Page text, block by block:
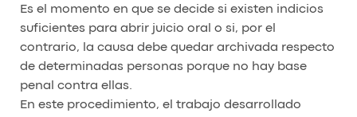
Es el momento en que se decide si existen indicios
suficientes para abrir juicio oral o si, por el
contrario, la causa debe quedar archivada respecto
de determinadas personas porque no hay base
penal contra ellas.
En este procedimiento, el trabajo desarrollado